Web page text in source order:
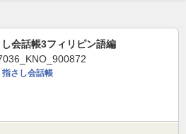
会話帳3フィリピン語編
指さし会話帳